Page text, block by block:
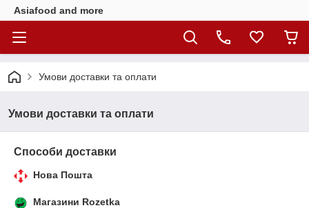
Asiafood and more
Умови доставки та оплати
Умови доставки та оплати
Способи доставки
Нова Пошта
Магазини Rozetka